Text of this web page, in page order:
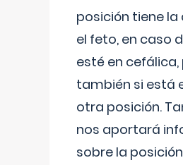
posición tiene la
el feto, en caso
esté en cefálica,
también si está
otra posición.
nos aportará
sobre la